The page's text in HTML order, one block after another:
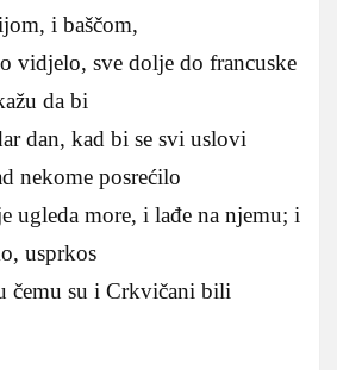
i baščom,
vidjelo, sve dolje do francuske
da bi
dan, kad bi se svi uslovi
nekome posrećilo
ugleda more, i lađe na njemu; i
usprkos
čemu su i Crkvičani bili